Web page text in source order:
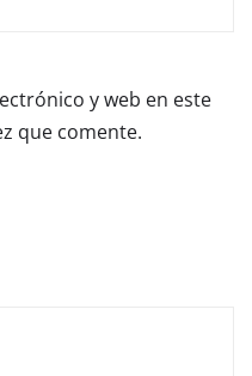
y web en este
que comente.